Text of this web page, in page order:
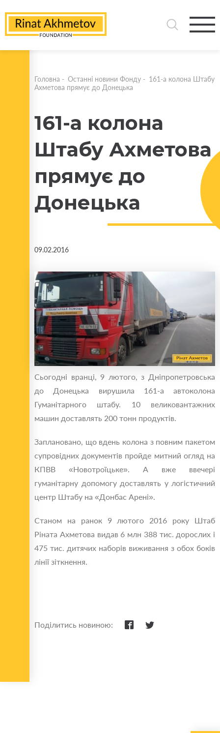
Головна - Останні новини Фонду - 161-а колона Штабу
Ахметова прямує до Донецька
161-а колона
Штабу Ахметова
прямує до
Донецька
09.02.2016
Сьогодні вранці, 9 лютого, з Дніпропетровська
до Донецька вирушила 161-а автоколона
Гуманітарного штабу. 10 великовантажних
машин доставлять 200 тонн продуктів.
Заплановано, що вдень колона з повним пакетом
супровідних документів пройде митний огляд на
КПВВ «Новотроїцьке». А вже ввечері
гуманітарну допомогу доставлять у логістичний
центр Штабу на «Донбас Арені».
Станом на ранок 9 лютого 2016 року Штаб
Ріната Ахметова видав 6 млн 388 тис. дорослих і
475 тис. дитячих наборів виживання з обох боків
лінії зіткнення.
Поділитись новиною: